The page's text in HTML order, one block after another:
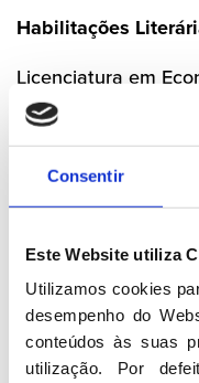
Consentir
Este Website utiliza
Utilizamos cookies
desempenho do
conteúdos às suas
utilização. Por
Habilitações
Licenciatura em
Licenciatura em
Especialização em
Profissão
Técnico Superior do
Seguir nas redes